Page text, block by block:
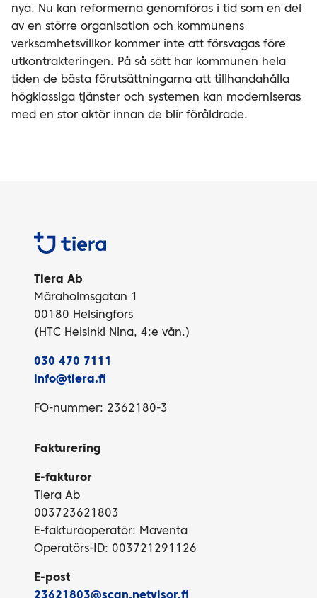
nya. Nu kan reformerna genomföras i tid som en del
av en större organisation och kommunens
verksamhetsvillkor kommer inte att försvagas före
utkontrakteringen. På så sätt har kommunen hela
tiden de bästa förutsättningarna att tillhandahålla
högklassiga tjänster och systemen kan moderniseras
med en stor aktör innan de blir föråldrade.
Tiera
Tiera Ab
Märaholmsgatan 1
00180 Helsingfors
(HTC Helsinki Nina, 4:e vån.)
030 470 7111
info@tiera.fi
FO-nummer: 2362180-3
Fakturering
E-fakturor
Tiera Ab
003723621803
E-fakturaoperatör: Maventa
Operatörs-ID: 003721291126
E-post